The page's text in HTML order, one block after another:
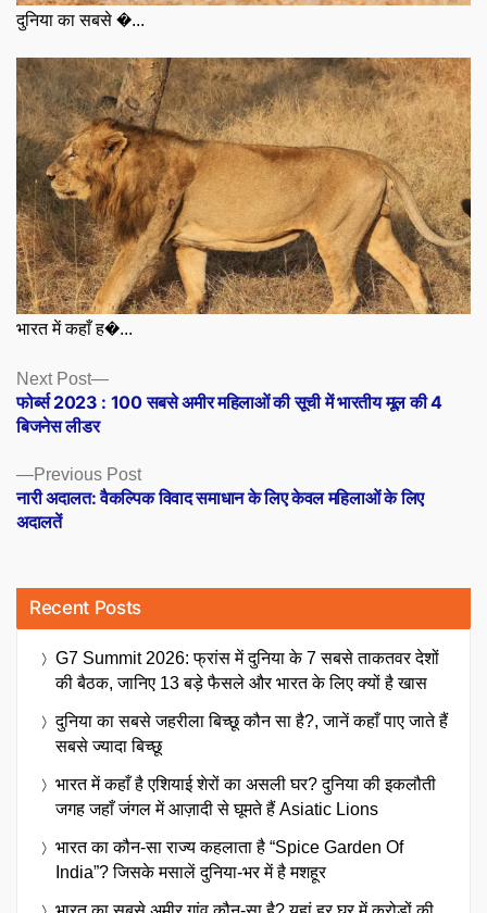
दुनिया का सबसे �...
भारत में कहाँ ह�...
Posts
navigation
Previous PostPrevious
post:
नारी अदालत: वैकल्पिक विवाद समाधान के लिए केवल महिलाओं के लिए
अदालतें
Next Post
Next
post:
फोर्ब्स 2023 : 100 सबसे अमीर महिलाओं की सूची में भारतीय मूल की 4
बिजनेस लीडर
Recent Posts
G7 Summit 2026: फ्रांस में दुनिया के 7 सबसे ताकतवर देशों
की बैठक, जानिए 13 बड़े फैसले और भारत के लिए क्यों है खास
दुनिया का सबसे जहरीला बिच्छू कौन सा है?, जानें कहाँ पाए जाते हैं
सबसे ज्यादा बिच्छू
भारत में कहाँ है एशियाई शेरों का असली घर? दुनिया की इकलौती
जगह जहाँ जंगल में आज़ादी से घूमते हैं Asiatic Lions
भारत का कौन-सा राज्य कहलाता है “Spice Garden Of
India”? जिसके मसालें दुनिया-भर में है मशहूर